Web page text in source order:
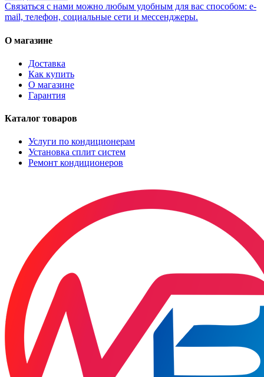
Связаться с нами можно любым удобным для вас способом: e-
mail, телефон, социальные сети и мессенджеры.
О магазине
Доставка
Как купить
О магазине
Гарантия
Каталог товаров
Услуги по кондиционерам
Установка сплит систем
Ремонт кондиционеров